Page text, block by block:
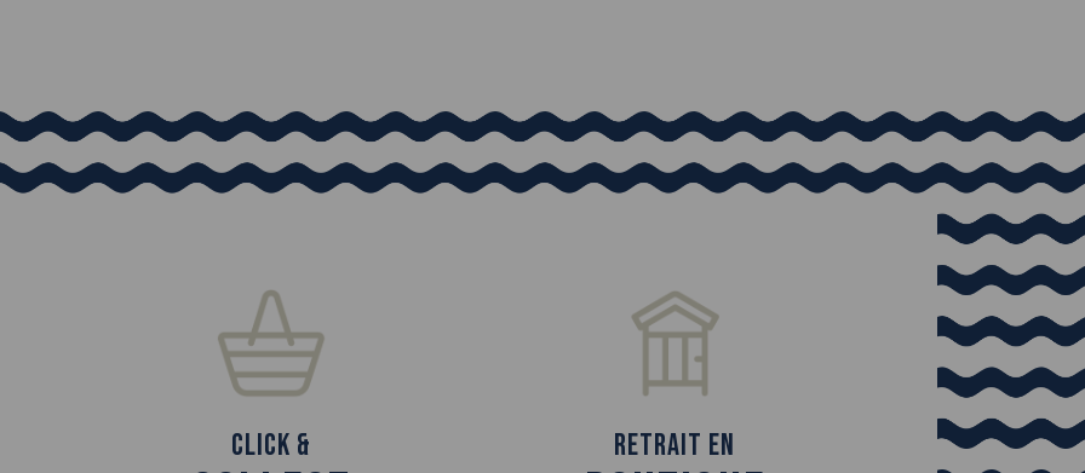
Click & Retrait en